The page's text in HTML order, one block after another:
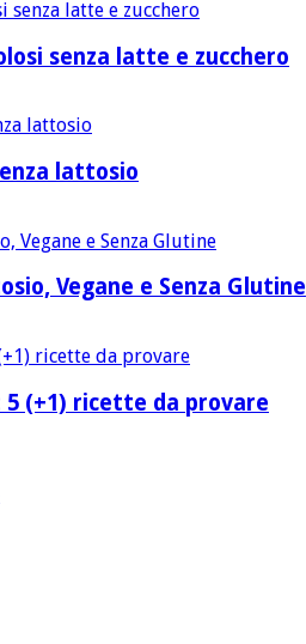
senza latte e zucchero
lattosio
Vegane e Senza Glutine
5 (+1) ricette da provare